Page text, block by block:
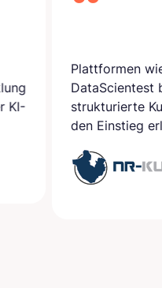
wie
bieten
Kurse an, die
den Einstieg erleichtern.